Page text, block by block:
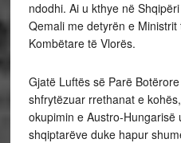
ndodhi. Ai u kthye në
Qemali me detyrën e
Kombëtare të Vlorës.
Gjatë Luftës së Parë
shfrytëzuar rrethanat e
okupimin e Austro-
shqiptarëve duke hapur